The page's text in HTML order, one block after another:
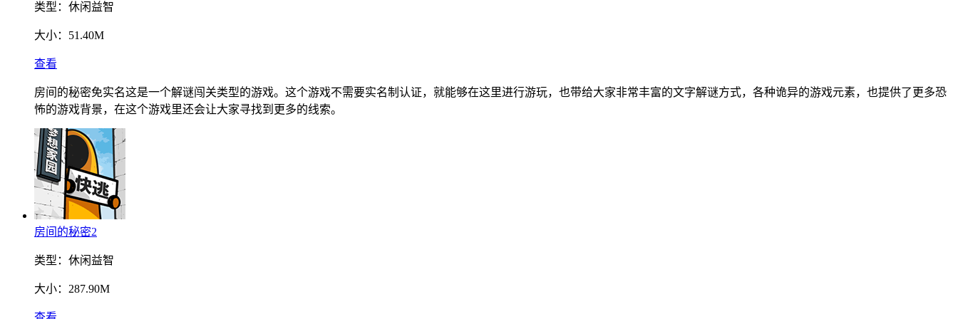
类型： 休闲益智
大小： 51.40M
查看
房间的秘密免实名这是一个解谜闯关类型的游戏。这个游戏不需要实名制认证，就能够在这里进行游玩，也带给大家非常丰富的文字解谜方式，各种诡异的游戏元素，也提供了更多恐
怖的游戏背景，在这个游戏里还会让大家寻找到更多的线索。
房间的秘密2
类型： 休闲益智
大小： 287.90M